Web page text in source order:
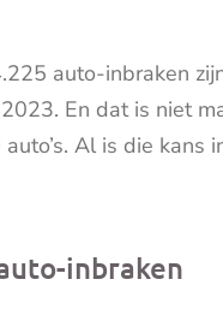
auto-inbraken
En dat is niet
Al is die kans
inbraken